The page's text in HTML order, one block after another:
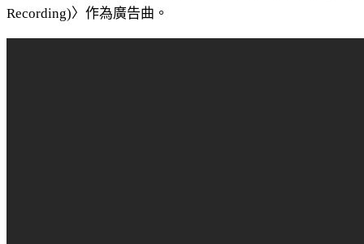
Recording)〉作為廣告曲。